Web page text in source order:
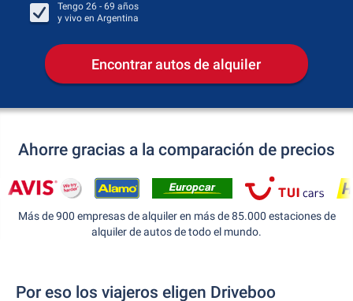
Tengo 26 - 69 años
y vivo en Argentina
Encontrar autos de alquiler
Ahorre gracias a la comparación de precios
Más de 900 empresas de alquiler en más de 85.000 estaciones de
alquiler de autos de todo el mundo.
Por eso los viajeros eligen Driveboo